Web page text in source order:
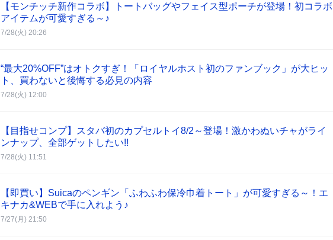
【モンチッチ新作コラボ】トートバッグやフェイス型ポーチが登場！初コラボ
アイテムが可愛すぎる～♪
7/28(火) 20:26
“最大20%OFF”はオトクすぎ！「ロイヤルホスト初のファンブック」が大ヒッ
ト、買わないと後悔する必見の内容
7/28(火) 12:00
【目指せコンプ】スタバ初のカプセルトイ8/2～登場！激かわぬいチャがライ
ンナップ、全部ゲットしたい!!
7/28(火) 11:51
【即買い】Suicaのペンギン「ふわふわ保冷巾着トート」が可愛すぎる～！エ
キナカ&WEBで手に入れよう♪
7/27(月) 21:50